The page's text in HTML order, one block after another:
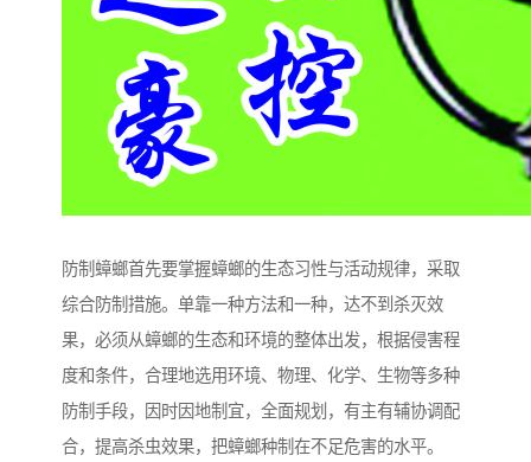
防制蟑螂首先要掌握蟑螂的生态习性与活动规律，采取
综合防制措施。单靠一种方法和一种，达不到杀灭效
果，必须从蟑螂的生态和环境的整体出发，根据侵害程
度和条件，合理地选用环境、物理、化学、生物等多种
防制手段，因时因地制宜，全面规划，有主有辅协调配
合，提高杀虫效果，把蟑螂种制在不足危害的水平。